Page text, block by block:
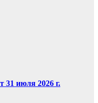
31 июля 2026 г.